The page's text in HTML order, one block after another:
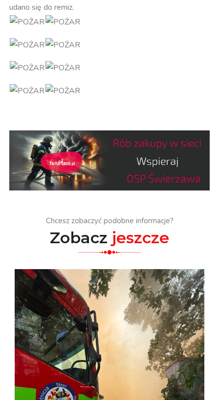
udano się do remiz.
Chcesz zobaczyć podobne informacje?
Zobacz jeszcze